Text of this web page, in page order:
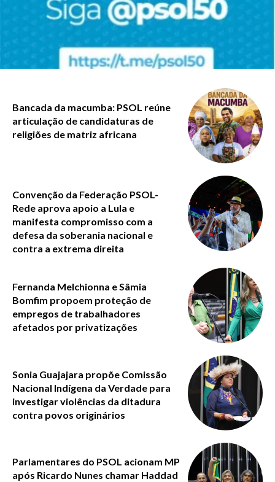
Bancada da macumba: PSOL reúne
articulação de candidaturas de
religiões de matriz africana
Convenção da Federação PSOL-
Rede aprova apoio a Lula e
manifesta compromisso com a
defesa da soberania nacional e
contra a extrema direita
Fernanda Melchionna e Sâmia
Bomfim propoem proteção de
empregos de trabalhadores
afetados por privatizações
Sonia Guajajara propõe Comissão
Nacional Indígena da Verdade para
investigar violências da ditadura
contra povos originários
Parlamentares do PSOL acionam MP
após Ricardo Nunes chamar Haddad